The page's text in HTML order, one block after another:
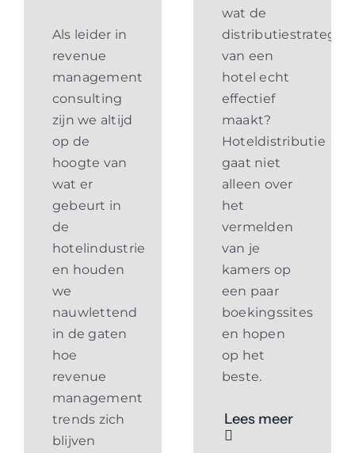
Als leider in
revenue
management
consulting
zijn we altijd
op de
hoogte van
wat er
gebeurt in
de
hotelindustrie
en houden
we
nauwlettend
in de gaten
hoe
revenue
management
trends zich
blijven
wat de
distributiestrategie
van een
hotel echt
effectief
maakt?
Hoteldistributie
gaat niet
alleen over
het
vermelden
van je
kamers op
een paar
boekingssites
en hopen
op het
beste.
Lees meer